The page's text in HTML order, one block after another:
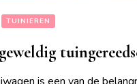
TUINIEREN